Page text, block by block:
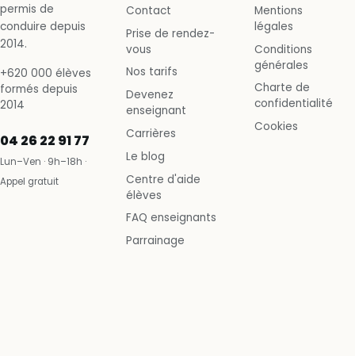
permis de
conduire depuis
2014.
+620 000 élèves
formés depuis
2014
04 26 22 91 77
Lun–Ven · 9h–18h ·
Appel gratuit
Contact
Prise de rendez-
vous
Nos tarifs
Devenez
enseignant
Carrières
Le blog
Centre d'aide
élèves
FAQ enseignants
Parrainage
Mentions
légales
Conditions
générales
Charte de
confidentialité
Cookies